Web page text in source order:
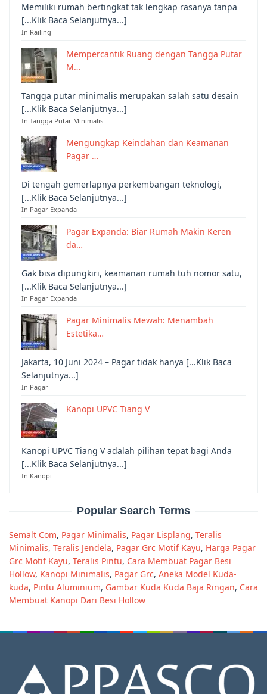
Memiliki rumah bertingkat tak lengkap rasanya tanpa
[...Klik Baca Selanjutnya...]
In Railing
Mempercantik Ruang dengan Tangga Putar
M…
Tangga putar minimalis merupakan salah satu desain
[...Klik Baca Selanjutnya...]
In Tangga Putar Minimalis
Mengungkap Keindahan dan Keamanan
Pagar …
Di tengah gemerlapnya perkembangan teknologi,
[...Klik Baca Selanjutnya...]
In Pagar Expanda
Pagar Expanda: Biar Rumah Makin Keren
da…
Gak bisa dipungkiri, keamanan rumah tuh nomor satu,
[...Klik Baca Selanjutnya...]
In Pagar Expanda
Pagar Minimalis Mewah: Menambah
Estetika…
Jakarta, 10 Juni 2024 – Pagar tidak hanya [...Klik Baca
Selanjutnya...]
In Pagar
Kanopi UPVC Tiang V
Kanopi UPVC Tiang V adalah pilihan tepat bagi Anda
[...Klik Baca Selanjutnya...]
In Kanopi
Popular Search Terms
Semalt Com, Pagar Minimalis, Pagar Lisplang, Teralis
Minimalis, Teralis Jendela, Pagar Grc Motif Kayu, Harga Pagar
Grc Motif Kayu, Teralis Pintu, Cara Membuat Pagar Besi
Hollow, Kanopi Minimalis, Pagar Grc, Aneka Model Kuda-
kuda, Pintu Aluminium, Gambar Kuda Kuda Baja Ringan, Cara
Membuat Kanopi Dari Besi Hollow